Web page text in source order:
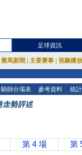
足球資訊
賽馬新聞 主要賽事 視聽播
騎師分場表 參考資料 統
第 4 場 第